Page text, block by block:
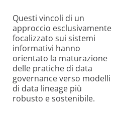
Questi vincoli di un
approccio esclusivamente
focalizzato sui sistemi
informativi hanno
orientato la maturazione
delle pratiche di data
governance verso modelli
di data lineage più
robusto e sostenibile.